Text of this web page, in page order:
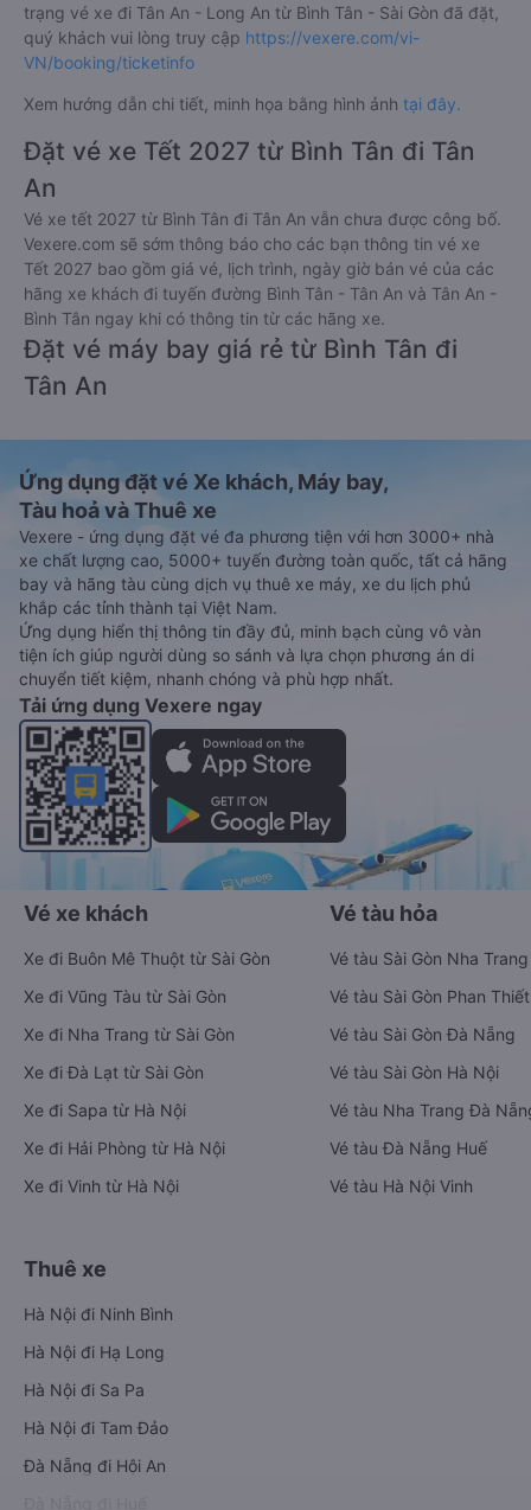
trạng vé xe đi Tân An - Long An từ Bình Tân - Sài Gòn đã đặt,
quý khách vui lòng truy cập https://vexere.com/vi-
VN/booking/ticketinfo
Xem hướng dẫn chi tiết, minh họa bằng hình ảnh tại đây.
Đặt vé xe Tết 2027 từ Bình Tân đi Tân
An
Vé xe tết 2027 từ Bình Tân đi Tân An vẫn chưa được công bố.
Vexere.com sẽ sớm thông báo cho các bạn thông tin vé xe
Tết 2027 bao gồm giá vé, lịch trình, ngày giờ bán vé của các
hãng xe khách đi tuyến đường Bình Tân - Tân An và Tân An -
Bình Tân ngay khi có thông tin từ các hãng xe.
Đặt vé máy bay giá rẻ từ Bình Tân đi
Tân An
Ứng dụng đặt vé Xe khách, Máy bay,
Tàu hoả và Thuê xe
Vexere - ứng dụng đặt vé đa phương tiện với hơn 3000+ nhà
xe chất lượng cao, 5000+ tuyến đường toàn quốc, tất cả hãng
bay và hãng tàu cùng dịch vụ thuê xe máy, xe du lịch phủ
khắp các tỉnh thành tại Việt Nam.
Ứng dụng hiển thị thông tin đầy đủ, minh bạch cùng vô vàn
tiện ích giúp người dùng so sánh và lựa chọn phương án di
chuyển tiết kiệm, nhanh chóng và phù hợp nhất.
Tải ứng dụng Vexere ngay
Vé xe khách
Xe đi Buôn Mê Thuột từ Sài Gòn
Xe đi Vũng Tàu từ Sài Gòn
Xe đi Nha Trang từ Sài Gòn
Xe đi Đà Lạt từ Sài Gòn
Xe đi Sapa từ Hà Nội
Xe đi Hải Phòng từ Hà Nội
Xe đi Vinh từ Hà Nội
Vé tàu hỏa
Vé tàu Sài Gòn Nha Trang
Vé tàu Sài Gòn Phan Thiết
Vé tàu Sài Gòn Đà Nẵng
Vé tàu Sài Gòn Hà Nội
Vé tàu Nha Trang Đà
Vé tàu Đà Nẵng Huế
Vé tàu Hà Nội Vinh
Thuê xe
Hà Nội đi Ninh Bình
Hà Nội đi Hạ Long
Hà Nội đi Sa Pa
Hà Nội đi Tam Đảo
Đà Nẵng đi Hội An